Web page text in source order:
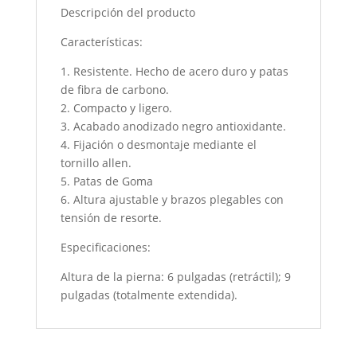
Descripción del producto
Características:
1. Resistente. Hecho de acero duro y patas
de fibra de carbono.
2. Compacto y ligero.
3. Acabado anodizado negro antioxidante.
4. Fijación o desmontaje mediante el
tornillo allen.
5. Patas de Goma
6. Altura ajustable y brazos plegables con
tensión de resorte.
Especificaciones:
Altura de la pierna: 6 pulgadas (retráctil); 9
pulgadas (totalmente extendida).